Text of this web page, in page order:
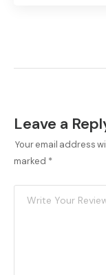
Leave a
Your email address
marked *